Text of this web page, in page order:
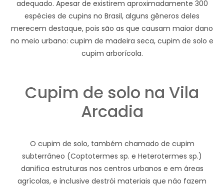
adequado. Apesar de existirem aproximadamente 300
espécies de cupins no Brasil, alguns gêneros deles
merecem destaque, pois são as que causam maior dano
no meio urbano: cupim de madeira seca, cupim de solo e
cupim arborícola.
Cupim de solo na Vila
Arcadia
O cupim de solo, também chamado de cupim
subterrâneo (Coptotermes sp. e Heterotermes sp.)
danifica estruturas nos centros urbanos e em áreas
agrícolas, e inclusive destrói materiais que não fazem